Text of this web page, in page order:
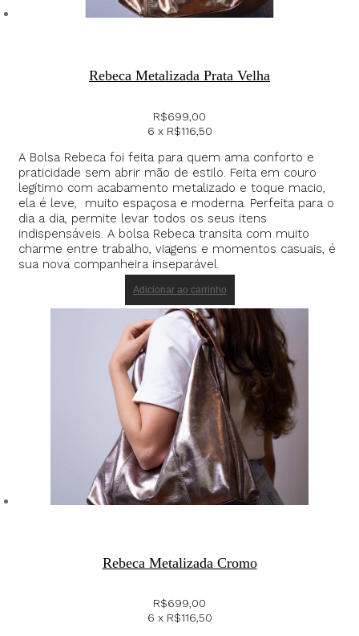
Rebeca Metalizada Prata Velha
R$699,00
6 x R$116,50
A Bolsa Rebeca foi feita para quem ama conforto e
praticidade sem abrir mão de estilo. Feita em couro
legítimo com acabamento metalizado e toque macio,
ela é leve, muito espaçosa e moderna. Perfeita para o
dia a dia, permite levar todos os seus itens
indispensáveis. A bolsa Rebeca transita com muito
charme entre trabalho, viagens e momentos casuais, é
sua nova companheira inseparável.
Adicionar ao carrinho
Rebeca Metalizada Cromo
R$699,00
6 x R$116,50